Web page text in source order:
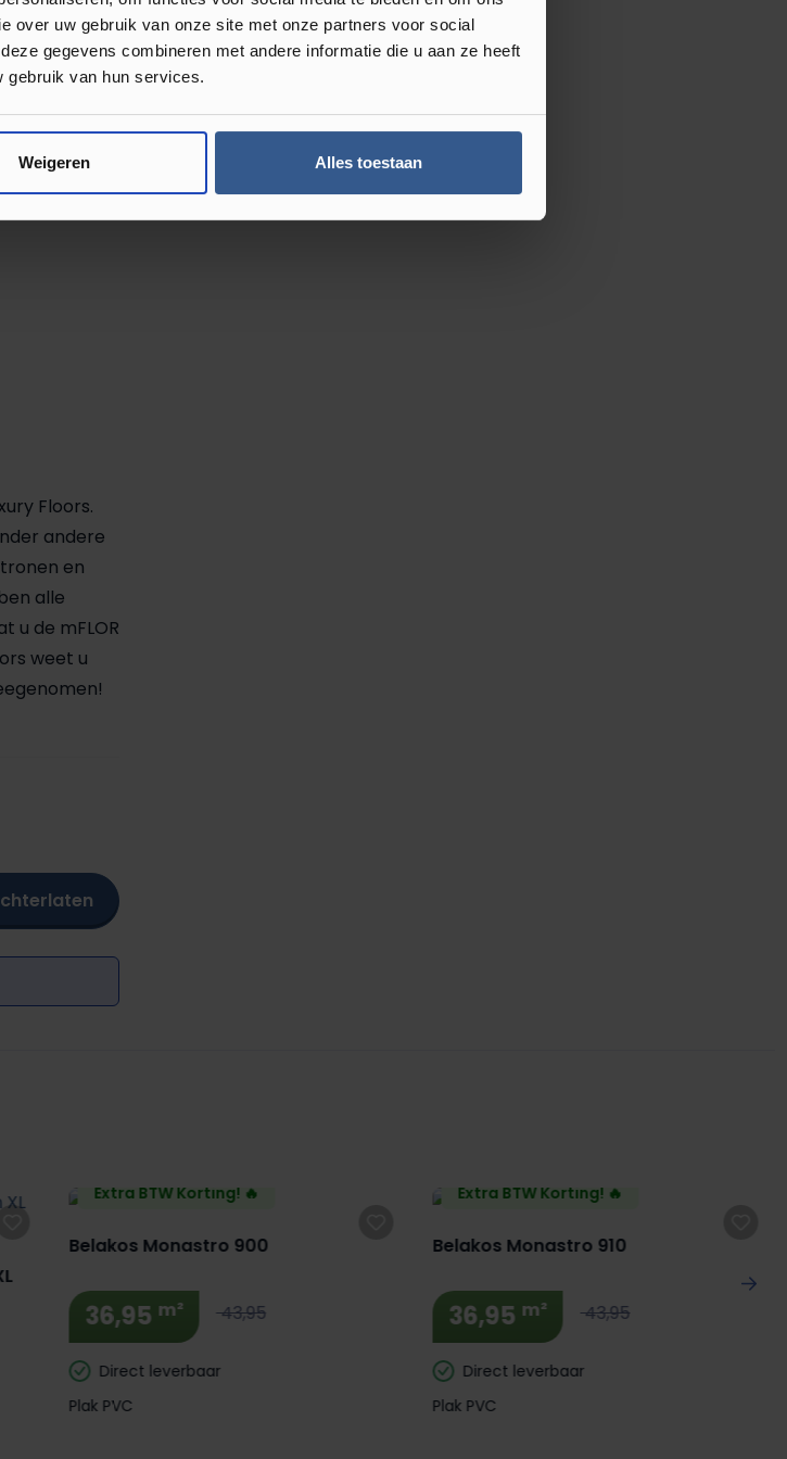
over uw gebruik van onze site met onze partners voor social
gegevens combineren met andere informatie die u aan ze heeft
gebruik van hun services.
Weigeren Alles toestaan
gek dat u
van de
Floors.
andere
en
alle
u de mFLOR
weet u
Extra BTW Korting! 🔥
Belakos Monastro 900
36,95 m² 43,95
Direct leverbaar
Plak PVC
Extra BTW Korting! 🔥
Belakos Monastro 910
36,95 m² 43,95
Direct leverbaar
Plak PVC